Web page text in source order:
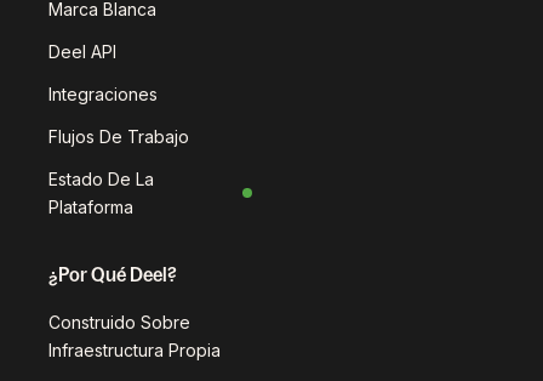
Marca Blanca
Deel API
Integraciones
Flujos De Trabajo
Estado De La
Plataforma
¿Por Qué Deel?
Construido Sobre
Infraestructura Propia